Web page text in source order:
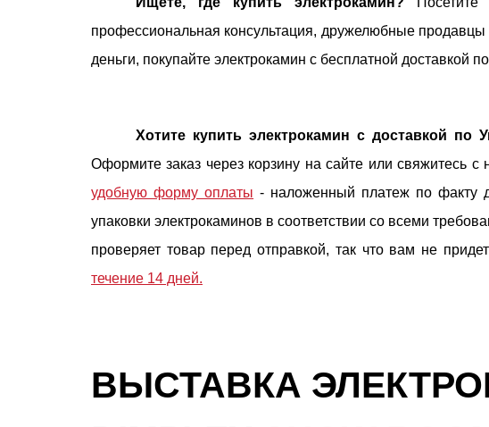
профессиональная консультация, дружелюбные
деньги, покупайте электрокамин с бесплатной доставкой
Хотите купить электрокамин с доставкой по
Оформите заказ через корзину на сайте или свяжитесь
удобную форму оплаты - наложенный платеж по факту
упаковки электрокаминов в соответствии со всеми
проверяет товар перед отправкой, так что вам не
течение 14 дней.
ВЫСТАВКА